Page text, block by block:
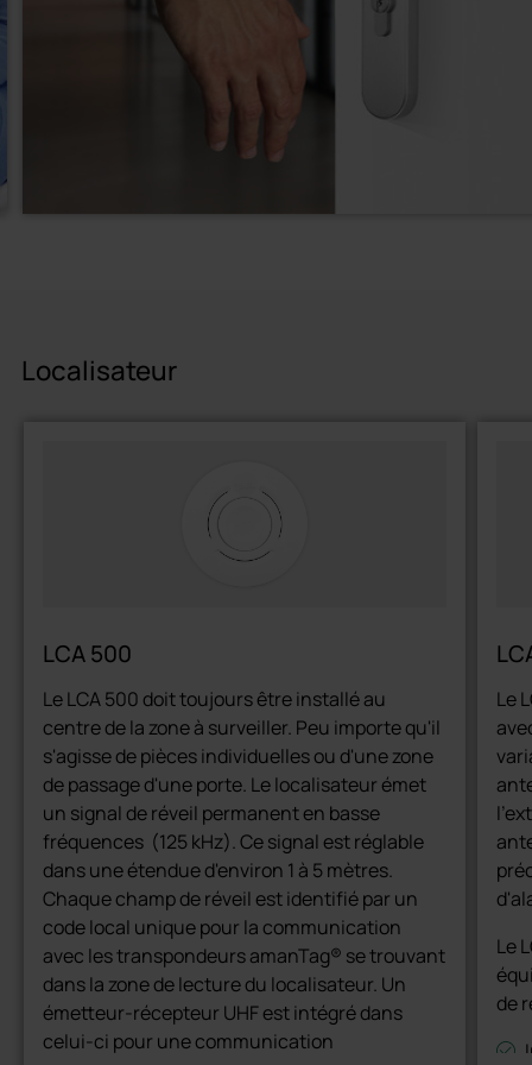
Localisateur
LCA 500
Le LCA 500 doit toujours être installé au
centre de la zone à surveiller. Peu importe qu'il
s'agisse de pièces individuelles ou d'une zone
de passage d'une porte. Le localisateur émet
un signal de réveil permanent en basse
fréquences (125 kHz). Ce signal est réglable
dans une étendue d'environ 1 à 5 mètres.
Chaque champ de réveil est identifié par un
code local unique pour la communication
avec les transpondeurs amanTag® se trouvant
dans la zone de lecture du localisateur. Un
émetteur-récepteur UHF est intégré dans
celui-ci pour une communication
Le
Le
de